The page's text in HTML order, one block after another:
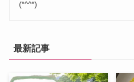
(*^^*)
最新記事